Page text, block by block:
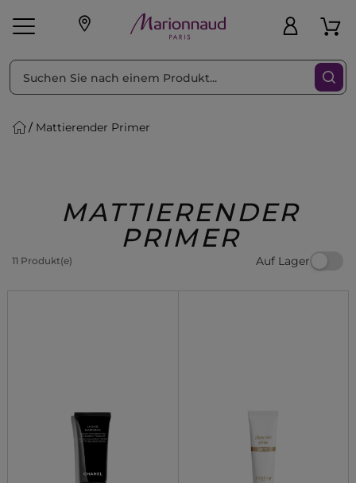
Geschenke
Mattierender Primer
MATTIERENDER
PRIMER
11 Produkt(e) Auf Lager
sortieren nach Filter